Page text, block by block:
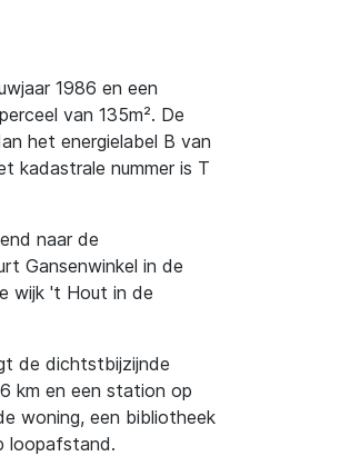
1986 en een
van 135m². De
het energielabel B van
kadastrale nummer is T
naar de
Gansenwinkel in de
wijk 't Hout in de
de dichtstbijzijnde
km en een station op
woning, een bibliotheek
loopafstand.